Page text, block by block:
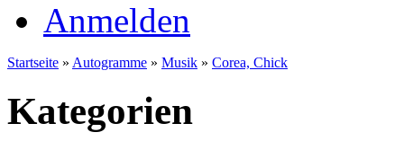
Anmelden
Startseite » Autogramme » Musik » Corea, Chick
Kategorien